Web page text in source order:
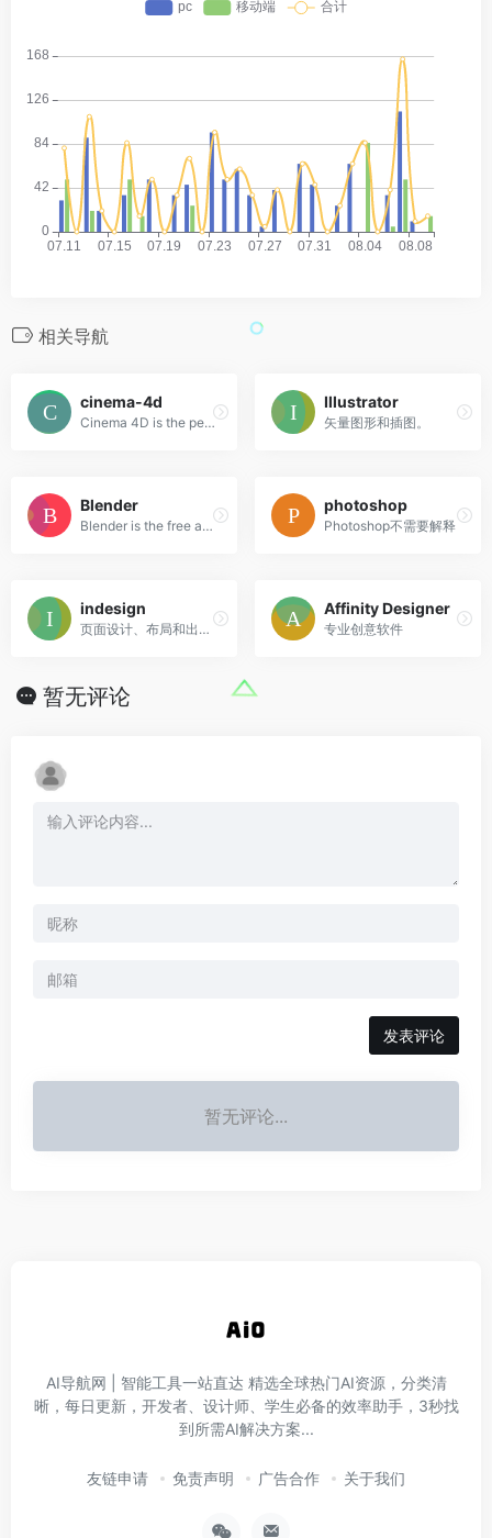
相关导航
cinema-4d
Cinema 4D is the perfect package for all 3D artists who want to achieve breathtaking results fast and hassle-free.
Illustrator
矢量图形和插图。
Blender
Blender is the free and open source 3D creation suite.
photoshop
Photoshop不需要解释
indesign
页面设计、布局和出版。
Affinity Designer
专业创意软件
暂无评论
发表评论
暂无评论...
AI导航网 | 智能工具一站直达‌ 精选全球热门AI资源，分类清
晰，每日更新，开发者、设计师、学生必备的效率助手，3秒找
到所需AI解决方案...
友链申请 免责声明 广告合作 关于我们